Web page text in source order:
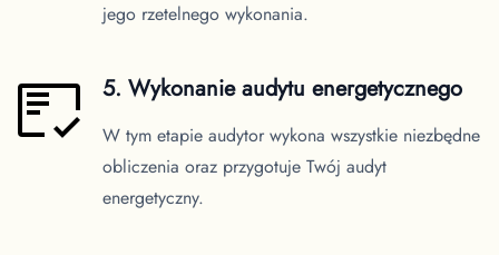
jego rzetelnego wykonania.
5. Wykonanie audytu energetycznego
W tym etapie audytor wykona wszystkie niezbędne
obliczenia oraz przygotuje Twój audyt
energetyczny.